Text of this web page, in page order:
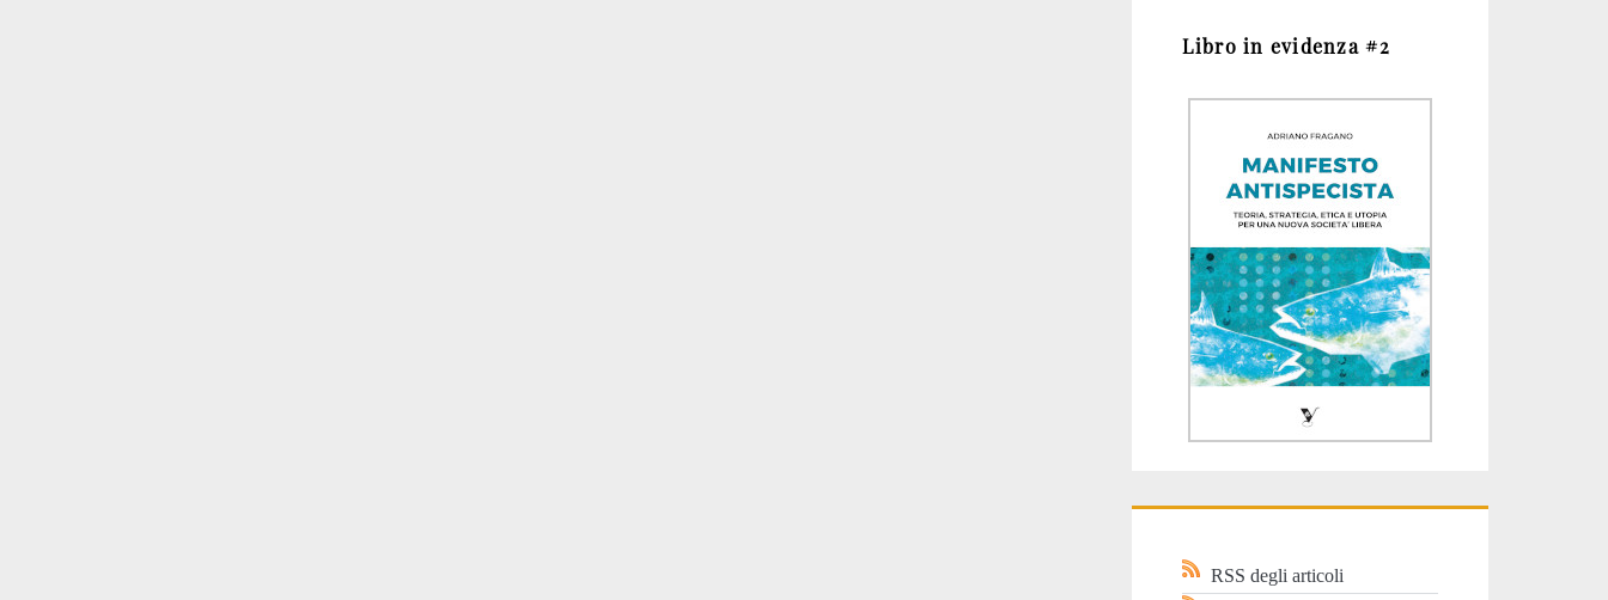
Libro in evidenza #2
RSS degli articoli